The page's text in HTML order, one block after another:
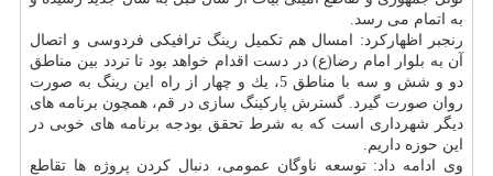
به اتمام می رسد.
رنجبر اظهاركرد: امسال هم تكمیل رینگ ترافیكی فردوسی و اتصال
آن به بلوار امام رضا(ع) در دست اقدام خواهد بود تا تردد بین مناطق
دو و شش و سه با مناطق 5، یك و چهار از راه این رینگ به صورت
روان صورت گیرد. گسترش پاركینگ سازی در قم، همچون برنامه های
دیگر شهرداری است كه به شرط تحقق بودجه برنامه های خوبی در
این حوزه داریم.
وی ادامه داد: توسعه ناوگان عمومی، دنبال كردن پروژه ها تقاطع